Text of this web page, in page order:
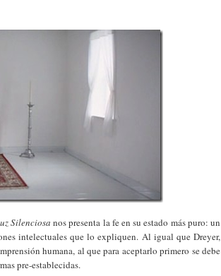
Silenciosa nos presenta la fe en su estado más puro: un
intelectuales que lo expliquen. Al igual que Dreyer,
humana, al que para aceptarlo primero se debe
pre-establecidas.